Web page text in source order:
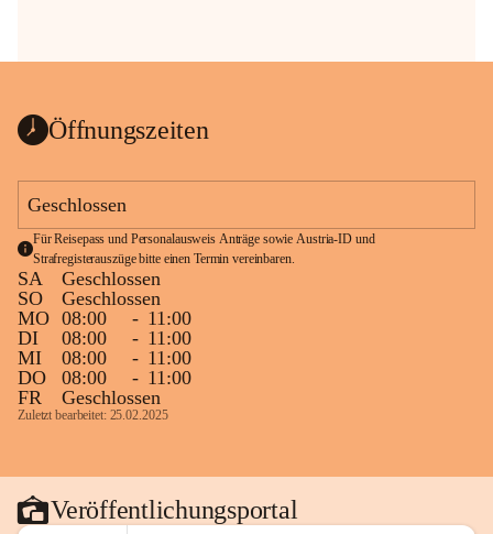
Öffnungszeiten
Geschlossen
Für Reisepass und Personalausweis Anträge sowie Austria-ID und
Strafregisterauszüge bitte einen Termin vereinbaren.
SA
Geschlossen
SO
Geschlossen
MO 08:00 - 11:00
DI
08:00 - 11:00
MI
08:00 - 11:00
DO
08:00 - 11:00
FR
Geschlossen
Zuletzt bearbeitet: 25.02.2025
Veröffentlichungsportal